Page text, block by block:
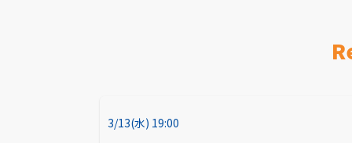
3/13(水) 19:00